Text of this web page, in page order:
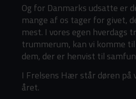
Og for Danmarks udsatte er
mange af os tager for givet,
mest. I vores egen hverdags
trummerum, kan vi komme
dem, der er henvist til
I Frelsens Hær står døren på
året.